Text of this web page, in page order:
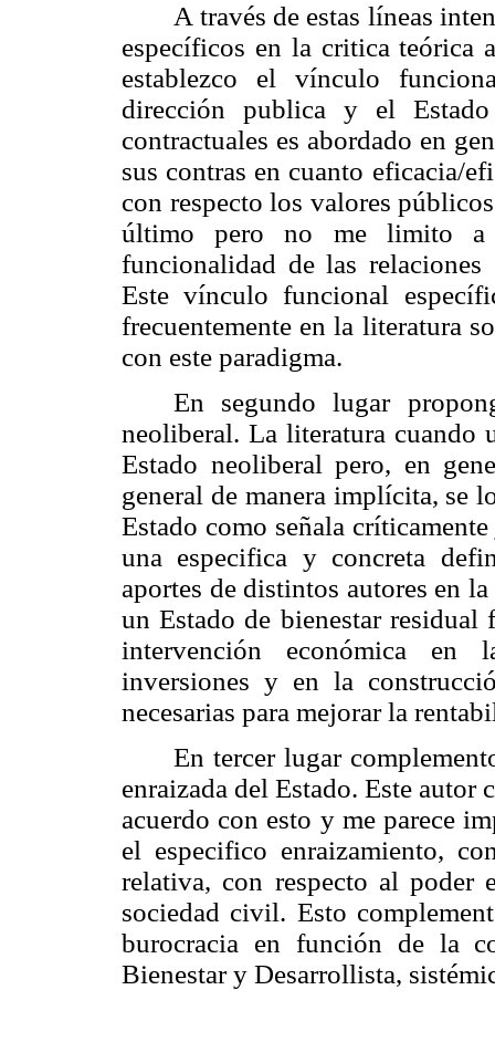
A través de estas líneas
específicos en la critica teórica
establezco el vínculo
dirección publica y el
contractuales es abordado en
sus contras en cuanto eficacia/
con respecto los valores
último pero no me limito a
funcionalidad de las
Este vínculo funcional
frecuentemente en la literatura
con este paradigma.
En segundo lugar
neoliberal. La literatura cuando
Estado neoliberal pero, en
general de manera implícita, se
Estado como señala críticamente
una especifica y concreta
aportes de distintos autores en
un Estado de bienestar
intervención económica en
inversiones y en la
necesarias para mejorar la
En tercer lugar
enraizada del Estado. Este autor
acuerdo con esto y me parece
el especifico enraizamiento,
relativa, con respecto al poder
sociedad civil. Esto
burocracia en función de la
Bienestar y Desarrollista,